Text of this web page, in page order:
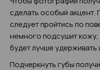
сделать особый
следует пройтись по
немного подсушит кожу,
будет лучше удерживать
Подчеркнуть губы